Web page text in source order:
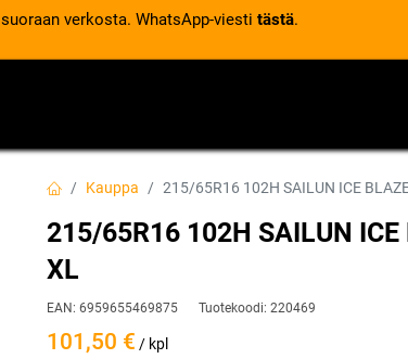
suoraan verkosta. WhatsApp-viesti tästä.
Kauppa 215/65R16 102H SAILUN ICE
215/65R16 102H SAILUN ICE
XL
EAN: 6959655469875 Tuotekoodi: 220469
101,50 € / kpl